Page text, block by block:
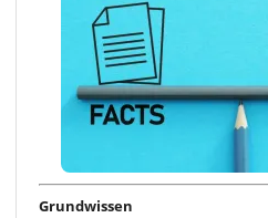
Grundwissen